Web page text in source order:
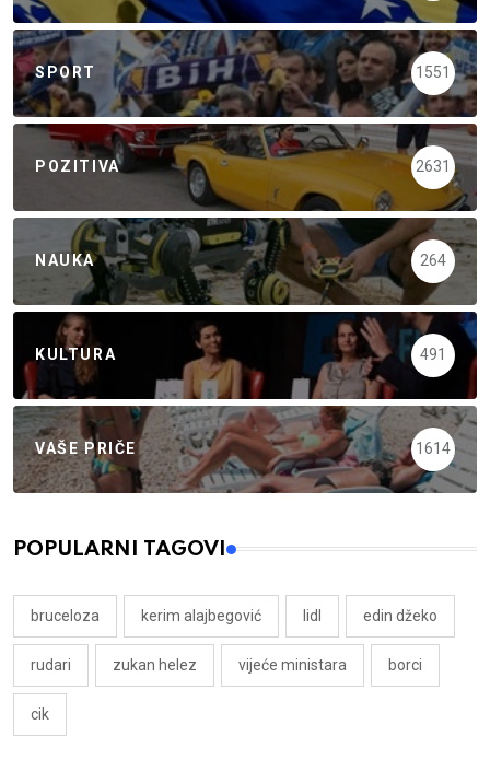
SPORT 1551
POZITIVA 2631
NAUKA 264
KULTURA 491
VAŠE PRIČE 1614
POPULARNI TAGOVI
bruceloza kerim alajbegović lidl edin džeko
rudari zukan helez vijeće ministara borci
cik